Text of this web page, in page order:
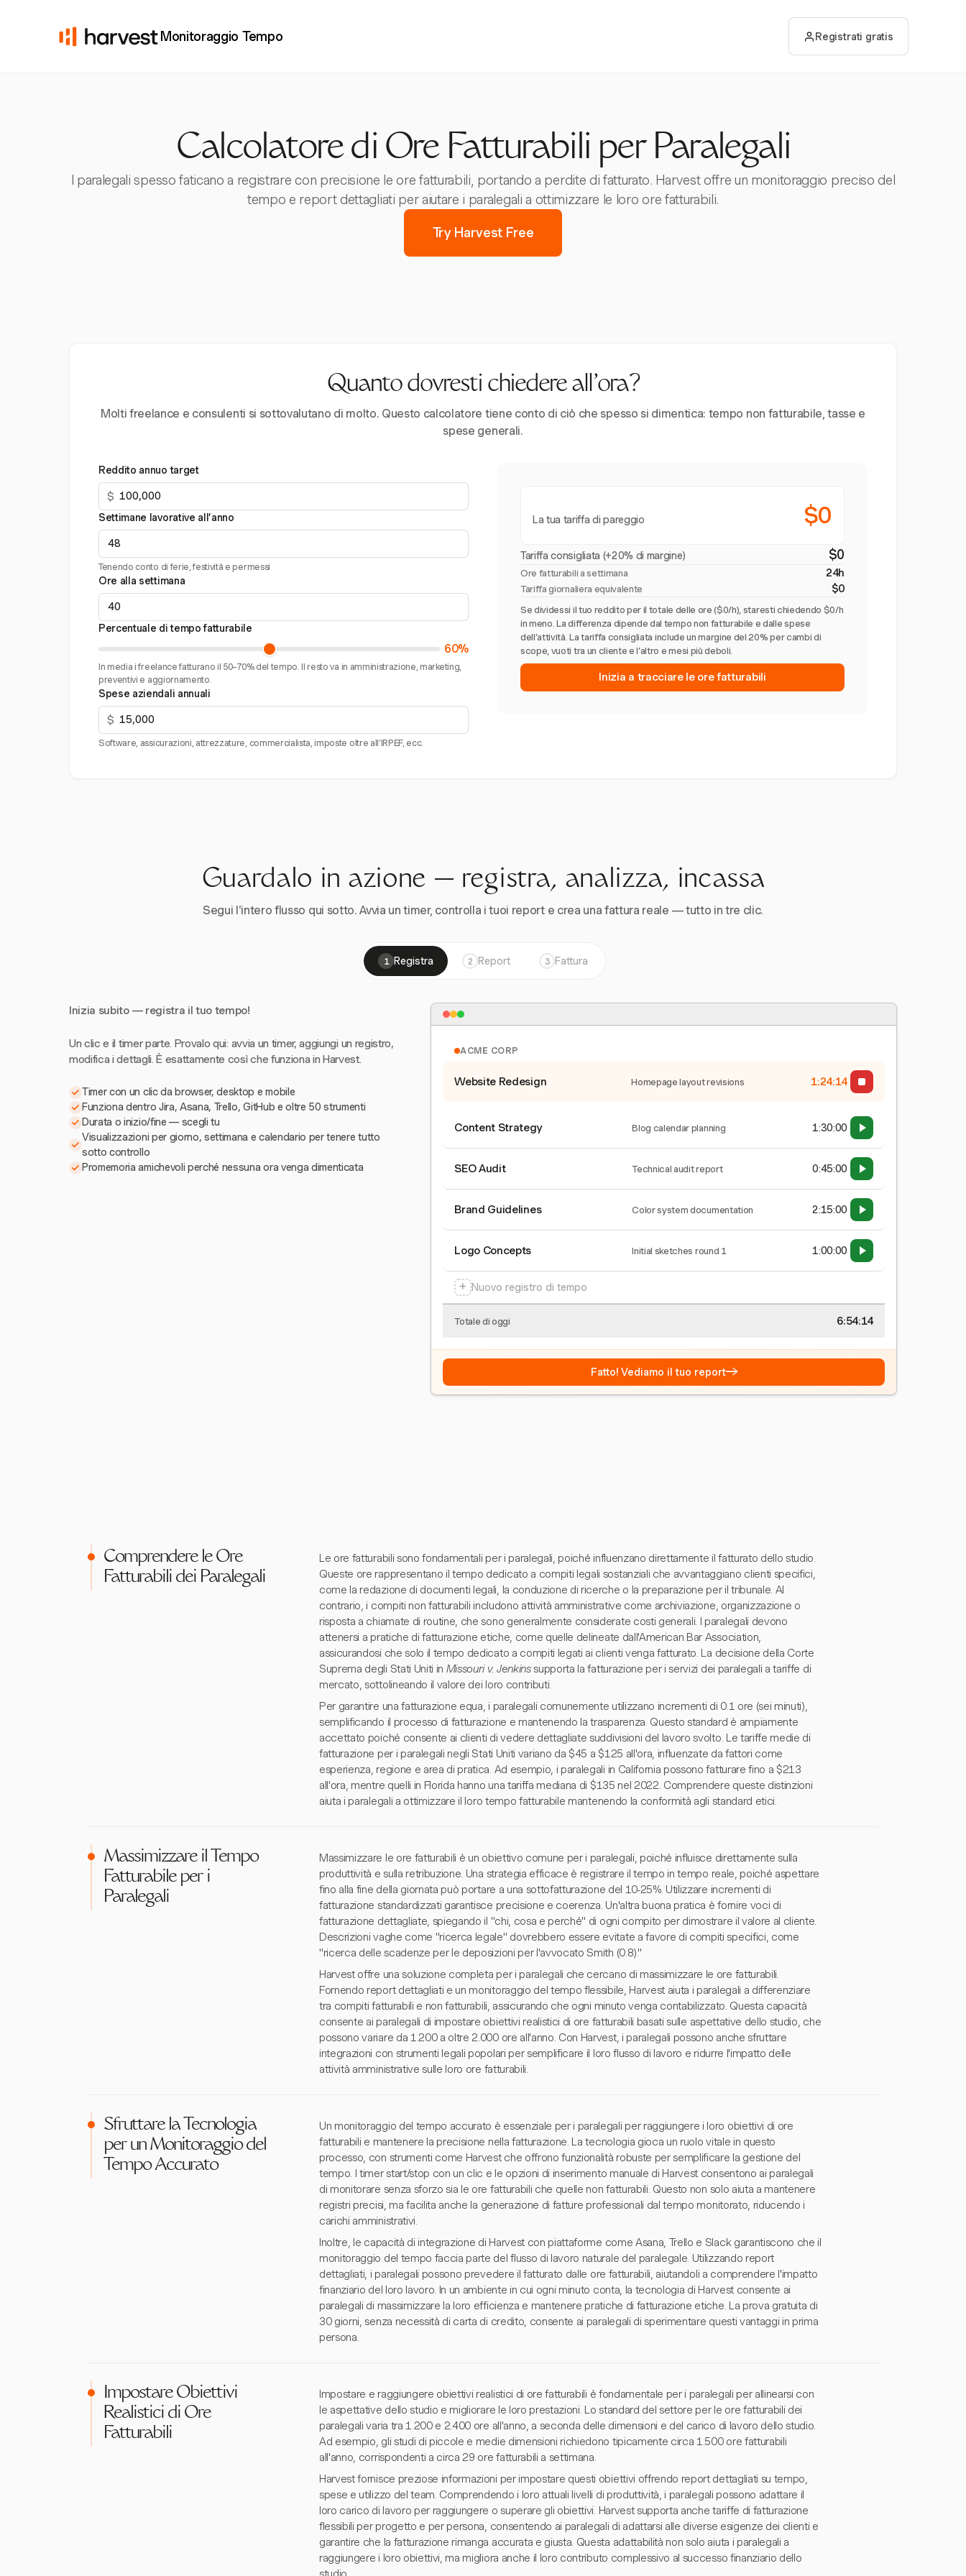
Monitoraggio Tempo Registrati gratis
Calcolatore di Ore Fatturabili per Paralegali
I paralegali spesso faticano a registrare con precisione le ore fatturabili, portando a perdite di fatturato. Harvest offre un monitoraggio preciso del
tempo e report dettagliati per aiutare i paralegali a ottimizzare le loro ore fatturabili.
Try Harvest Free
Quanto dovresti chiedere all’ora?
Molti freelance e consulenti si sottovalutano di molto. Questo calcolatore tiene conto di ciò che spesso si dimentica: tempo non fatturabile, tasse e
spese generali.
Reddito annuo target
$
Settimane lavorative all’anno
Tenendo conto di ferie, festività e permessi
Ore alla settimana
Percentuale di tempo fatturabile
60%
In media i freelance fatturano il 50–70% del tempo. Il resto va in amministrazione, marketing,
preventivi e aggiornamento.
Spese aziendali annuali
$
Software, assicurazioni, attrezzature, commercialista, imposte oltre all’IRPEF, ecc.
La tua tariffa di pareggio $0
Tariffa consigliata (+20% di margine) $0
Ore fatturabili a settimana 24h
Tariffa giornaliera equivalente $0
Se dividessi il tuo reddito per il totale delle ore ($0/h), staresti chiedendo $0/h
in meno. La differenza dipende dal tempo non fatturabile e dalle spese
dell’attività. La tariffa consigliata include un margine del 20% per cambi di
scope, vuoti tra un cliente e l’altro e mesi più deboli.
Inizia a tracciare le ore fatturabili
Guardalo in azione — registra, analizza, incassa
Segui l'intero flusso qui sotto. Avvia un timer, controlla i tuoi report e crea una fattura reale — tutto in tre clic.
1 Registra 2 Report 3 Fattura
Inizia subito — registra il tuo tempo!
Un clic e il timer parte. Provalo qui: avvia un timer, aggiungi un registro,
modifica i dettagli. È esattamente così che funziona in Harvest.
Timer con un clic da browser, desktop e mobile
Funziona dentro Jira, Asana, Trello, GitHub e oltre 50 strumenti
Durata o inizio/fine — scegli tu
Visualizzazioni per giorno, settimana e calendario per tenere tutto
sotto controllo
Promemoria amichevoli perché nessuna ora venga dimenticata
ACME CORP
Website Redesign Homepage layout revisions 1:24:14
Content Strategy Blog calendar planning 1:30:00
SEO Audit Technical audit report 0:45:00
Brand Guidelines Color system documentation 2:15:00
Logo Concepts Initial sketches round 1 1:00:00
+ Nuovo registro di tempo
Totale di oggi 6:54:14
Fatto! Vediamo il tuo report→
Comprendere le Ore
Fatturabili dei Paralegali
Le ore fatturabili sono fondamentali per i paralegali, poiché influenzano direttamente il fatturato dello studio.
Queste ore rappresentano il tempo dedicato a compiti legali sostanziali che avvantaggiano clienti specifici,
come la redazione di documenti legali, la conduzione di ricerche o la preparazione per il tribunale. Al
contrario, i compiti non fatturabili includono attività amministrative come archiviazione, organizzazione o
risposta a chiamate di routine, che sono generalmente considerate costi generali. I paralegali devono
attenersi a pratiche di fatturazione etiche, come quelle delineate dall'American Bar Association,
assicurandosi che solo il tempo dedicato a compiti legati ai clienti venga fatturato. La decisione della Corte
Suprema degli Stati Uniti in Missouri v. Jenkinssupporta la fatturazione per i servizi dei paralegali a tariffe di
mercato, sottolineando il valore dei loro contributi.
Per garantire una fatturazione equa, i paralegali comunemente utilizzano incrementi di 0.1 ore (sei minuti),
semplificando il processo di fatturazione e mantenendo la trasparenza. Questo standard è ampiamente
accettato poiché consente ai clienti di vedere dettagliate suddivisioni del lavoro svolto. Le tariffe medie di
fatturazione per i paralegali negli Stati Uniti variano da $45 a $125 all'ora, influenzate da fattori come
esperienza, regione e area di pratica. Ad esempio, i paralegali in California possono fatturare fino a $213
all'ora, mentre quelli in Florida hanno una tariffa mediana di $135 nel 2022. Comprendere queste distinzioni
aiuta i paralegali a ottimizzare il loro tempo fatturabile mantenendo la conformità agli standard etici.
Massimizzare il Tempo
Fatturabile per i
Paralegali
Massimizzare le ore fatturabili è un obiettivo comune per i paralegali, poiché influisce direttamente sulla
produttività e sulla retribuzione. Una strategia efficace è registrare il tempo in tempo reale, poiché aspettare
fino alla fine della giornata può portare a una sottofatturazione del 10-25%. Utilizzare incrementi di
fatturazione standardizzati garantisce precisione e coerenza. Un'altra buona pratica è fornire voci di
fatturazione dettagliate, spiegando il "chi, cosa e perché" di ogni compito per dimostrare il valore al cliente.
Descrizioni vaghe come "ricerca legale" dovrebbero essere evitate a favore di compiti specifici, come
"ricerca delle scadenze per le deposizioni per l'avvocato Smith (0.8)."
Harvest offre una soluzione completa per i paralegali che cercano di massimizzare le ore fatturabili.
Fornendo report dettagliati e un monitoraggio del tempo flessibile, Harvest aiuta i paralegali a differenziare
tra compiti fatturabili e non fatturabili, assicurando che ogni minuto venga contabilizzato. Questa capacità
consente ai paralegali di impostare obiettivi realistici di ore fatturabili basati sulle aspettative dello studio, che
possono variare da 1.200 a oltre 2.000 ore all'anno. Con Harvest, i paralegali possono anche sfruttare
integrazioni con strumenti legali popolari per semplificare il loro flusso di lavoro e ridurre l'impatto delle
attività amministrative sulle loro ore fatturabili.
Sfruttare la Tecnologia
per un Monitoraggio del
Tempo Accurato
Un monitoraggio del tempo accurato è essenziale per i paralegali per raggiungere i loro obiettivi di ore
fatturabili e mantenere la precisione nella fatturazione. La tecnologia gioca un ruolo vitale in questo
processo, con strumenti come Harvest che offrono funzionalità robuste per semplificare la gestione del
tempo. I timer start/stop con un clic e le opzioni di inserimento manuale di Harvest consentono ai paralegali
di monitorare senza sforzo sia le ore fatturabili che quelle non fatturabili. Questo non solo aiuta a mantenere
registri precisi, ma facilita anche la generazione di fatture professionali dal tempo monitorato, riducendo i
carichi amministrativi.
Inoltre, le capacità di integrazione di Harvest con piattaforme come Asana, Trello e Slack garantiscono che il
monitoraggio del tempo faccia parte del flusso di lavoro naturale del paralegale. Utilizzando report
dettagliati, i paralegali possono prevedere il fatturato dalle ore fatturabili, aiutandoli a comprendere l'impatto
finanziario del loro lavoro. In un ambiente in cui ogni minuto conta, la tecnologia di Harvest consente ai
paralegali di massimizzare la loro efficienza e mantenere pratiche di fatturazione etiche. La prova gratuita di
30 giorni, senza necessità di carta di credito, consente ai paralegali di sperimentare questi vantaggi in prima
persona.
Impostare Obiettivi
Realistici di Ore
Fatturabili
Impostare e raggiungere obiettivi realistici di ore fatturabili è fondamentale per i paralegali per allinearsi con
le aspettative dello studio e migliorare le loro prestazioni. Lo standard del settore per le ore fatturabili dei
paralegali varia tra 1.200 e 2.400 ore all'anno, a seconda delle dimensioni e del carico di lavoro dello studio.
Ad esempio, gli studi di piccole e medie dimensioni richiedono tipicamente circa 1.500 ore fatturabili
all'anno, corrispondenti a circa 29 ore fatturabili a settimana.
Harvest fornisce preziose informazioni per impostare questi obiettivi offrendo report dettagliati su tempo,
spese e utilizzo del team. Comprendendo i loro attuali livelli di produttività, i paralegali possono adattare il
loro carico di lavoro per raggiungere o superare gli obiettivi. Harvest supporta anche tariffe di fatturazione
flessibili per progetto e per persona, consentendo ai paralegali di adattarsi alle diverse esigenze dei clienti e
garantire che la fatturazione rimanga accurata e giusta. Questa adattabilità non solo aiuta i paralegali a
raggiungere i loro obiettivi, ma migliora anche il loro contributo complessivo al successo finanziario dello